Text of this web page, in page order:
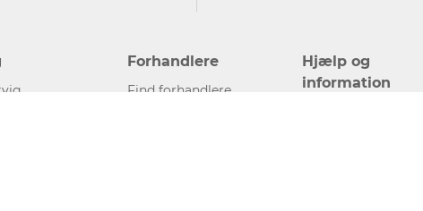
Forhandlere
Find forhandlere
Hjælp og
information